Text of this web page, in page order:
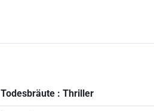
Todesbräute : Thriller